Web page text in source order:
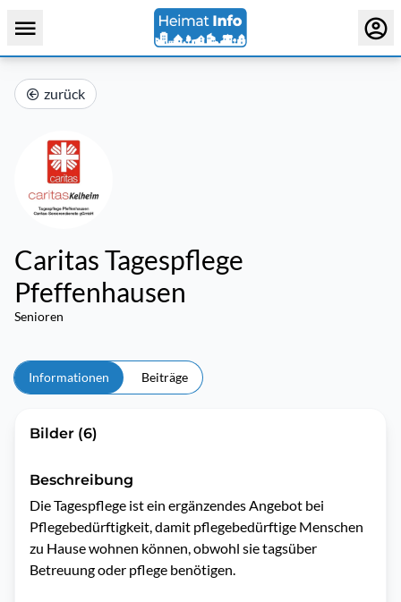
zurück
Caritas Tagespflege
Pfeffenhausen
Senioren
Informationen Beiträge
Bilder (6)
Beschreibung
Die Tagespflege ist ein ergänzendes Angebot bei
Pflegebedürftigkeit, damit pflegebedürftige Menschen
zu Hause wohnen können, obwohl sie tagsüber
Betreuung oder pflege benötigen.